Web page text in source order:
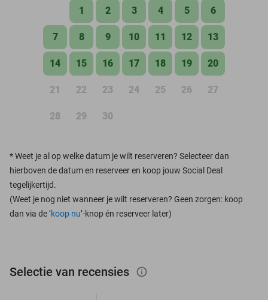
1 2 3 4 5 6
7 8 9 10 11 12 13
14 15 16 17 18 19 20
21 22 23 24 25 26 27
28 29 30
*Weet je al op welke datum je wilt reserveren? Selecteer dan
hierboven de datum en reserveer en koop jouw Social Deal
tegelijkertijd.
(Weet je nog niet wanneer je wilt reserveren? Geen zorgen: koop
dan via de ‘koop nu’-knop én reserveer later)
Selectie van recensies info_outlined